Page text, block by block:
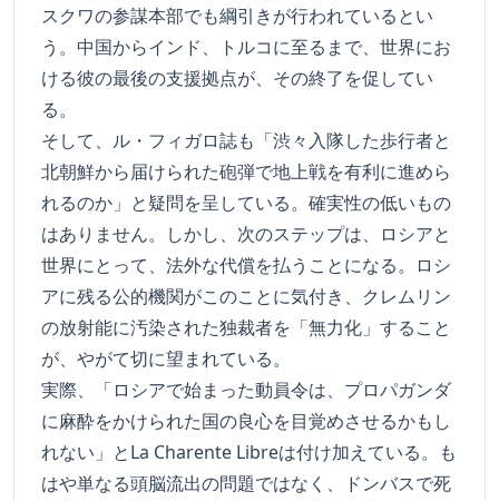
スクワの参謀本部でも綱引きが行われているとい
う。中国からインド、トルコに至るまで、世界にお
ける彼の最後の支援拠点が、その終了を促してい
る。
そして、ル・フィガロ誌も「渋々入隊した歩行者と
北朝鮮から届けられた砲弾で地上戦を有利に進めら
れるのか」と疑問を呈している。確実性の低いもの
はありません。しかし、次のステップは、ロシアと
世界にとって、法外な代償を払うことになる。ロシ
アに残る公的機関がこのことに気付き、クレムリン
の放射能に汚染された独裁者を「無力化」すること
が、やがて切に望まれている。
実際、「ロシアで始まった動員令は、プロパガンダ
に麻酔をかけられた国の良心を目覚めさせるかもし
れない」とLa Charente Libreは付け加えている。も
はや単なる頭脳流出の問題ではなく、ドンバスで死